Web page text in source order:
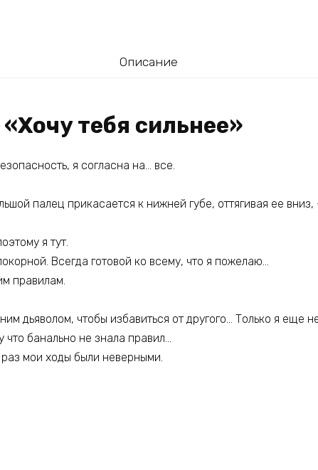
Описание
тебя сильнее»
я согласна на… все.
палец прикасается к нижней губе, оттягивая ее вниз,
я тут.
Всегда готовой ко всему, что я пожелаю…
правилам.
дьяволом, чтобы избавиться от другого… Только я еще
что банально не знала правил…
мои ходы были неверными.